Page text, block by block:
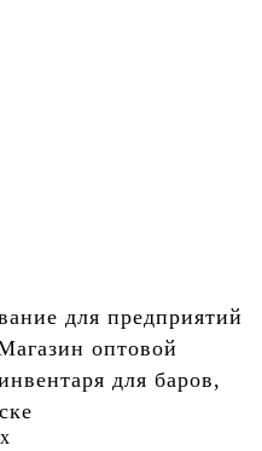
для предприятий
оптовой
для баров,